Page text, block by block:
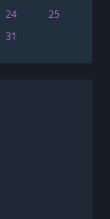
24
25
31